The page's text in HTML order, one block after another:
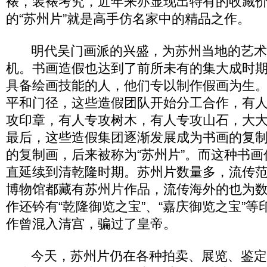
的“苏州片”就是高手仿名家中的精品之作。
明代吴门画派的兴盛，为苏州当地的艺术
机。书画造假也达到了前所未有的集大成时
具备绘画技能的人，他们专以制作假画为生
平和门径，这些造假团队开始分工合作，有
攻印章，有人专攻树木，有人专攻山石，大
最后，这些造假集团逐渐发展成为书画的复
的复制画，后来被称为“苏州片”。而这种书
直延续到清乾隆时期。苏州片数量多，流传
博物馆都藏有苏州片作品，流传海外的也为
作还钤有“乾隆御览之宝”、“嘉庆御览之宝”
作曾混入清宫，骗过了皇帝。
今天，苏州片仍在各种拍卖、展览、鉴定